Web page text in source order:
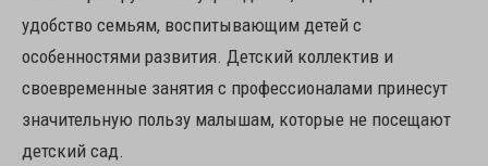
удобство семьям, воспитывающим детей с
особенностями развития. Детский коллектив и
своевременные занятия с профессионалами принесут
значительную пользу малышам, которые не посещают
детский сад.